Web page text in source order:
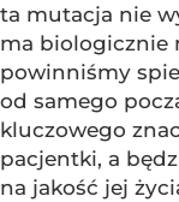
ta mutacja nie
ma biologicznie
powinniśmy
od samego
kluczowego
pacjentki, a
na jakość jej